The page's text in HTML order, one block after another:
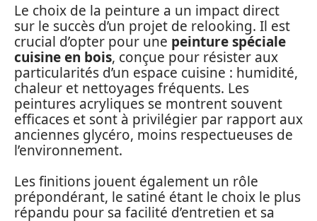
Le choix de la peinture a un impact direct
sur le succès d’un projet de relooking. Il est
crucial d’opter pour une peinture spéciale
cuisine en bois, conçue pour résister aux
particularités d’un espace cuisine : humidité,
chaleur et nettoyages fréquents. Les
peintures acryliques se montrent souvent
efficaces et sont à privilégier par rapport aux
anciennes glycéro, moins respectueuses de
l’environnement.
Les finitions jouent également un rôle
prépondérant, le satiné étant le choix le plus
répandu pour sa facilité d’entretien et sa